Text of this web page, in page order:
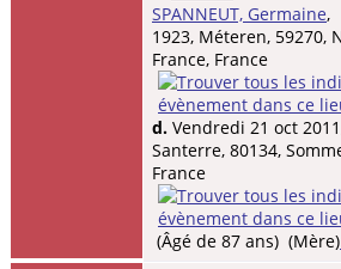
SPANNEUT, Germaine,
1923, Méteren, 59270,
France, France
d. Vendredi 21 oct
Santerre, 80134,
France
(Âgé de 87 ans) (Mère)